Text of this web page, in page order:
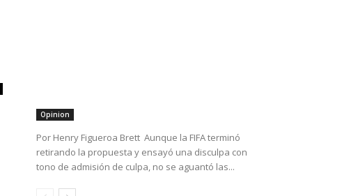
Opinion
Por Henry Figueroa Brett Aunque la FIFA terminó
retirando la propuesta y ensayó una disculpa con
tono de admisión de culpa, no se aguantó las...